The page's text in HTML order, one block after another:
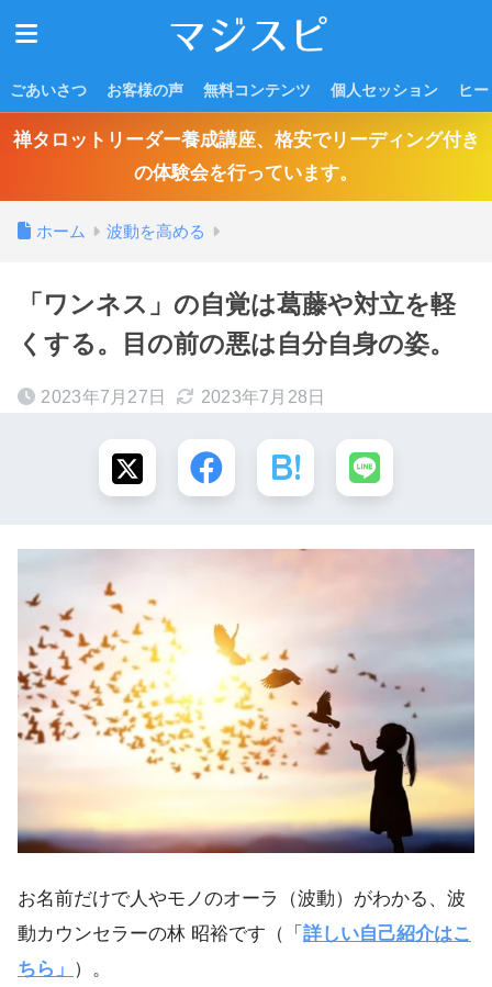
ごあいさつ お客様の声 無料コンテンツ 個人セッション ヒ
禅タロットリーダー養成講座、格安でリーディング付き
の体験会を行っています。
ホーム 波動を高める
「ワンネス」の自覚は葛藤や対立を軽
くする。目の前の悪は自分自身の姿。
2023年7月27日 2023年7月28日
お名前だけで人やモノのオーラ（波動）がわかる、波
動カウンセラーの林 昭裕です（「 詳しい自己紹介はこ
ちら」 ）。